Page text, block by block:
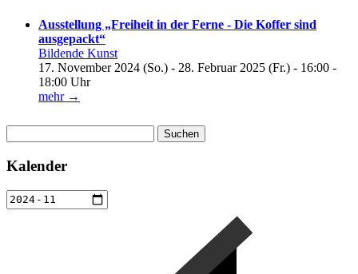
Ausstellung „Freiheit in der Ferne - Die Koffer sind
ausgepackt“
Bildende Kunst
17. November 2024 (So.) - 28. Februar 2025 (Fr.) - 16:00 -
18:00 Uhr
mehr →
nach:
Kalender